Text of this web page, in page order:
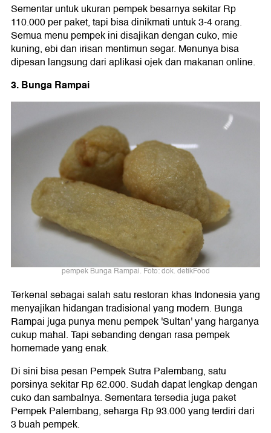
Sementar untuk ukuran pempek besarnya sekitar Rp
110.000 per paket, tapi bisa dinikmati untuk 3-4 orang.
Semua menu pempek ini disajikan dengan cuko, mie
kuning, ebi dan irisan mentimun segar. Menunya bisa
dipesan langsung dari aplikasi ojek dan makanan online.
3. Bunga Rampai
pempek Bunga Rampai. Foto: dok. detikFood
Terkenal sebagai salah satu restoran khas Indonesia yang
menyajikan hidangan tradisional yang modern. Bunga
Rampai juga punya menu pempek 'Sultan' yang harganya
cukup mahal. Tapi sebanding dengan rasa pempek
homemade yang enak.
Di sini bisa pesan Pempek Sutra Palembang, satu
porsinya sekitar Rp 62.000. Sudah dapat lengkap dengan
cuko dan sambalnya. Sementara tersedia juga paket
Pempek Palembang, seharga Rp 93.000 yang terdiri dari
3 buah pempek.